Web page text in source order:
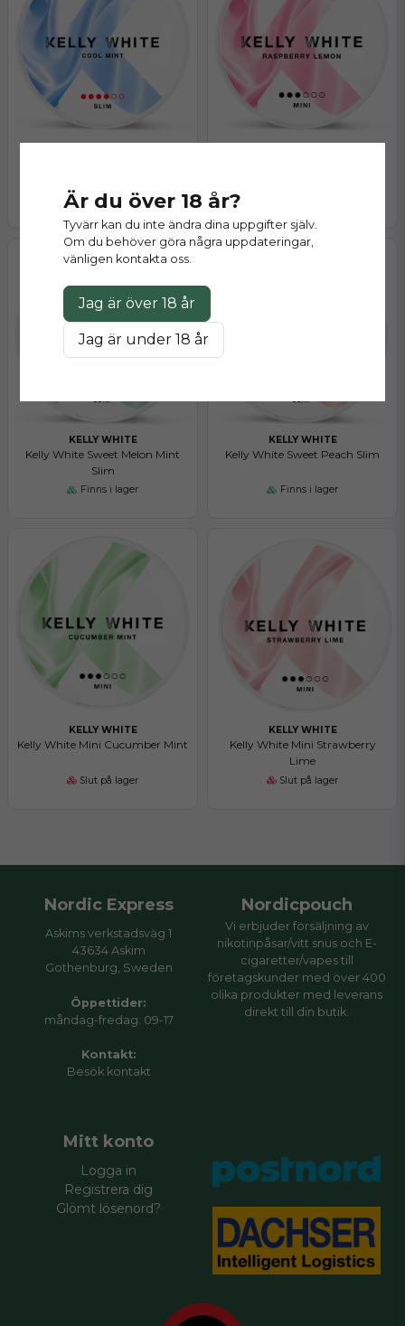
Finns i lager
KELLY WHITE
Kelly White Sweet Melon Mint
Slim
Finns i lager
KELLY WHITE
Kelly White Sweet Peach Slim
Finns i lager
KELLY WHITE
Kelly White Mini Cucumber Mint
Slut på lager
KELLY WHITE
Kelly White Mini Strawberry
Lime
Slut på lager
Är du över 18 år?
Tyvärr kan du inte ändra dina uppgifter själv.
Om du behöver göra några uppdateringar,
vänligen kontakta oss.
Jag är över 18 år
Jag är under 18 år
Nordic Express
Askims verkstadsväg 1
43634 Askim
Gothenburg, Sweden
Öppettider:
måndag-fredag: 09-17
Kontakt:
Besök kontakt
Nordicpouch
Vi erbjuder försäljning av
nikotinpåsar/vitt snus och E-
cigaretter/vapes till
företagskunder med över 400
olika produkter med leverans
direkt till din butik.
Mitt konto
Logga in
Registrera dig
Glömt lösenord?